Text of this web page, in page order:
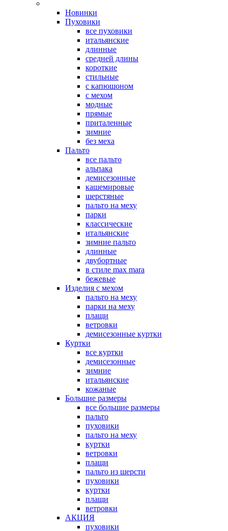
Новинки
Пуховики
все пуховики
итальянские
длинные
средней длины
короткие
стильные
с капюшоном
с мехом
модные
прямые
приталенные
зимние
без меха
Пальто
все пальто
альпака
демисезонные
кашемировые
шерстяные
пальто на меху
парки
классические
итальянские
зимние пальто
длинные
двубортные
в стиле max mara
бежевые
Изделия с мехом
пальто на меху
парки на меху
плащи
ветровки
демисезонные куртки
Куртки
все куртки
демисезонные
зимние
итальянские
кожаные
Большие размеры
все большие размеры
пальто
пуховики
пальто на меху
куртки
ветровки
плащи
пальто из шерсти
пуховики
куртки
плащи
ветровки
АКЦИЯ
пуховики